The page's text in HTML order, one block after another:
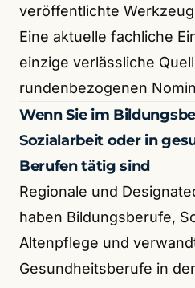
veröffentlichte
Eine aktuelle fachliche
einzige verlässliche
rundenbezogenen
Wenn Sie im
Sozialarbeit oder in
Berufen tätig sind
Regionale und
haben Bildungsberufe,
Altenpflege und
Gesundheitsberufe in